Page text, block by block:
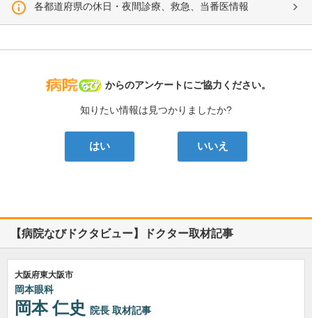
各都道府県の休日・夜間診療、救急、当番医情報
病院なび
からのアンケートにご協力ください。
知りたい情報は見つかりましたか?
はい いいえ
【病院なびドクタビュー】ドクター取材記事
大阪府東大阪市
岡本眼科
岡本 仁史 院長 取材記事